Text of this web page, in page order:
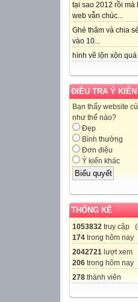
tại sao 2012 rồi mà
web vẫn chúc...
Ghé thăm và chia
vào 10...
hình vẽ lộn xộn
ĐIỀU TRA Ý KIẾN
Bạn thấy website
như thế nào?
Đẹp
Bình thường
Đơn điệu
Ý kiến khác
THỐNG KÊ
1053832 truy cập (
174 trong hôm nay
2042721 lượt xem
206 trong hôm nay
278 thành viên